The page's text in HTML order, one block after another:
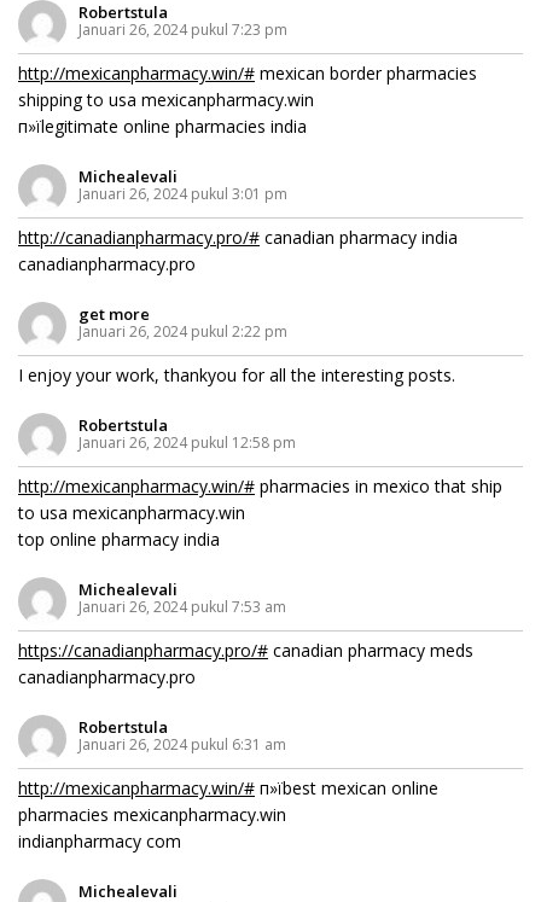
Robertstula
Januari 26, 2024 pukul 7:23 pm
http://mexicanpharmacy.win/# mexican border pharmacies
shipping to usa mexicanpharmacy.win
п»їlegitimate online pharmacies india
Michealevali
Januari 26, 2024 pukul 3:01 pm
http://canadianpharmacy.pro/# canadian pharmacy india
canadianpharmacy.pro
get more
Januari 26, 2024 pukul 2:22 pm
I enjoy your work, thankyou for all the interesting posts.
Robertstula
Januari 26, 2024 pukul 12:58 pm
http://mexicanpharmacy.win/# pharmacies in mexico that ship
to usa mexicanpharmacy.win
top online pharmacy india
Michealevali
Januari 26, 2024 pukul 7:53 am
https://canadianpharmacy.pro/# canadian pharmacy meds
canadianpharmacy.pro
Robertstula
Januari 26, 2024 pukul 6:31 am
http://mexicanpharmacy.win/# п»їbest mexican online
pharmacies mexicanpharmacy.win
indianpharmacy com
Michealevali